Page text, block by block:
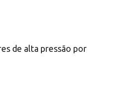
de alta pressão por